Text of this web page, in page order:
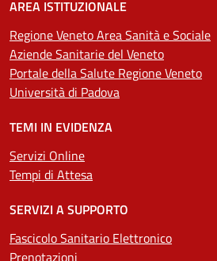
AREA ISTITUZIONALE
Regione Veneto Area Sanità e Sociale
Aziende Sanitarie del Veneto
Portale della Salute Regione Veneto
Università di Padova
TEMI IN EVIDENZA
Servizi Online
Tempi di Attesa
SERVIZI A SUPPORTO
Fascicolo Sanitario Elettronico
Prenotazioni